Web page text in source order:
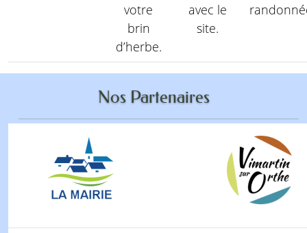
votre
brin
d’herbe.
avec le
site.
Nos Partenaires